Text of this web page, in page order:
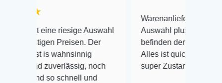
riesige Auswahl
Der
noch
und
Warenanlieferung Top und die
Auswahl plus gesundheitliches
befinden der Fische einwandfrei.
Alles ist quick lebendig und im
super Zustand. Gerne wieder 😃